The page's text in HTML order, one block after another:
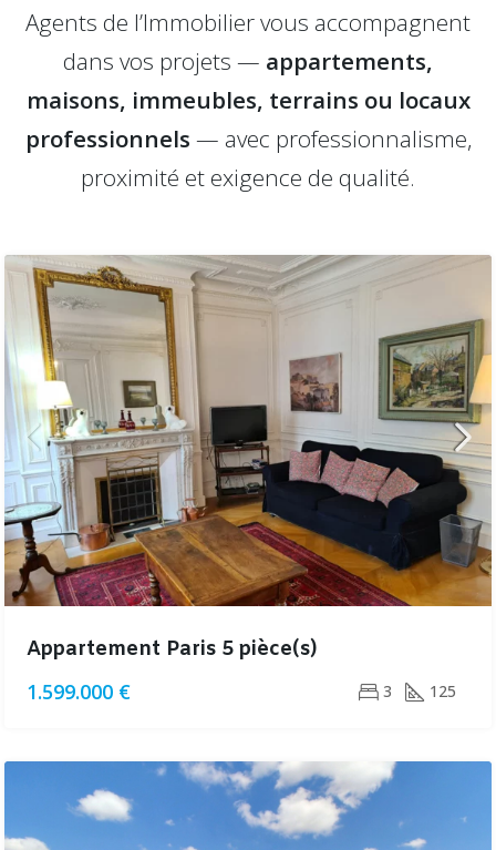
Agents de l’Immobilier vous accompagnent
dans vos projets — appartements,
maisons, immeubles, terrains ou locaux
professionnels — avec professionnalisme,
proximité et exigence de qualité.
Appartement Paris 5 pièce(s)
1.599.000 €
3 125